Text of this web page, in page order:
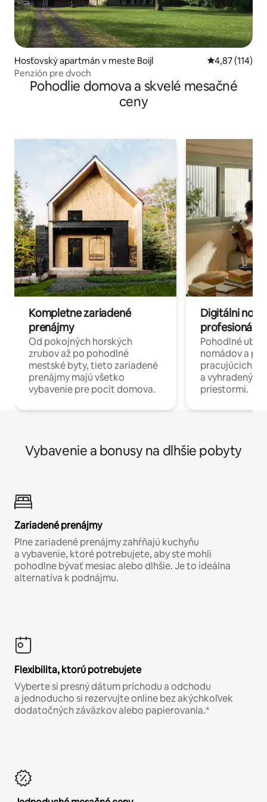
Hosťovský apartmán v meste Boijl Priemerné
4,87 (114)
Penzión pre dvoch
Pohodlie domova a skvelé mesačné
ceny
Kompletne zariadené
prenájmy
Od pokojných horských
zrubov až po pohodlné
mestské byty, tieto zariadené
prenájmy majú všetko
vybavenie pre pocit domova.
Digitálni
profesionáli
Pohodlné
nomádov a
pracujúcich
a
priestormi.
Vybavenie a bonusy na dlhšie pobyty
Zariadené prenájmy
Plne zariadené prenájmy zahŕňajú kuchyňu
a vybavenie, ktoré potrebujete, aby ste mohli
pohodlne bývať mesiac alebo dlhšie. Je to ideálna
alternatíva k podnájmu.
Flexibilita, ktorú potrebujete
Vyberte si presný dátum príchodu a odchodu
a jednoducho si rezervujte online bez akýchkoľvek
dodatočných záväzkov alebo papierovania.*